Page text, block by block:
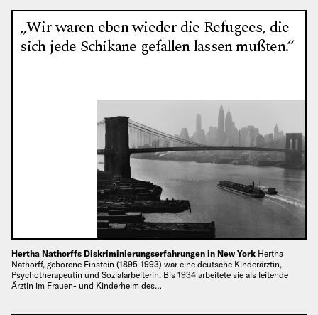
„Wir waren eben wieder die Refugees, die
sich jede Schikane gefallen lassen mußten.“
Hertha Nathorffs Diskriminierungserfahrungen in New York Hertha
Nathorff, geborene Einstein (1895-1993) war eine deutsche Kinderärztin,
Psychotherapeutin und Sozialarbeiterin. Bis 1934 arbeitete sie als leitende
Ärztin im Frauen- und Kinderheim des…